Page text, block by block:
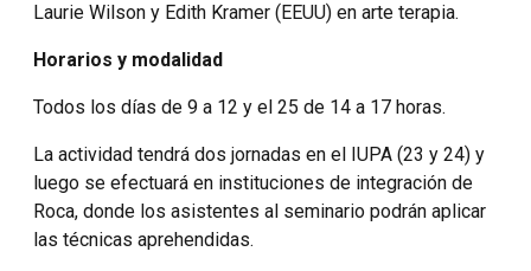
Laurie Wilson y Edith Kramer (EEUU) en arte terapia.
Horarios y modalidad
Todos los días de 9 a 12 y el 25 de 14 a 17 horas.
La actividad tendrá dos jornadas en el IUPA (23 y 24) y
luego se efectuará en instituciones de integración de
Roca, donde los asistentes al seminario podrán aplicar
las técnicas aprehendidas.